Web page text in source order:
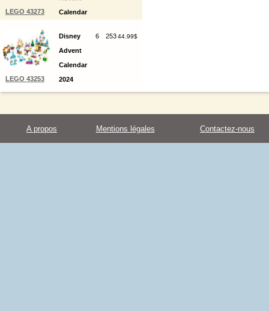
LEGO 43273
Calendar
LEGO 43253
Disney
Advent
Calendar
2024
6 25344.99$
A propos Mentions légales Contactez-nous